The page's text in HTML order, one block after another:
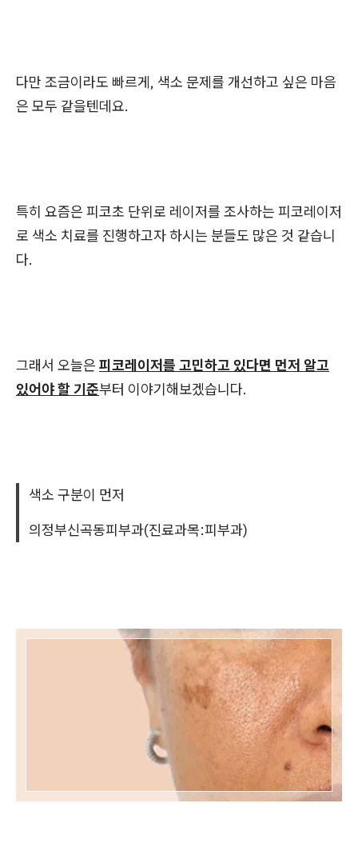
다만 조금이라도 빠르게, 색소 문제를 개선하고 싶은 마음
은 모두 같을텐데요.
특히 요즘은 피코초 단위로 레이저를 조사하는 피코레이저
로 색소 치료를 진행하고자 하시는 분들도 많은 것 같습니
다.
그래서 오늘은 피코레이저를 고민하고 있다면 먼저 알고
있어야 할 기준부터 이야기해보겠습니다.
색소 구분이 먼저
의정부신곡동피부과(진료과목:피부과)